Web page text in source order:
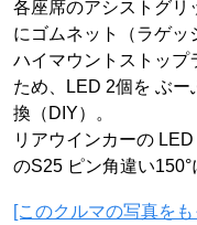
各座席のアシストグリ
にゴムネット（ラゲッ
ハイマウントストップ
ため、LED 2個を ぶー
換（DIY）。
リアウインカーの
のS25 ピン角違い150°
[このクルマの写真を